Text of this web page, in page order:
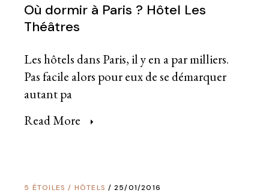
Où dormir à Paris ? Hôtel Les
Théâtres
Les hôtels dans Paris, il y en a par milliers.
Pas facile alors pour eux de se démarquer
autant pa
Read More
5 ÉTOILES / HÔTELS 25/01/2016